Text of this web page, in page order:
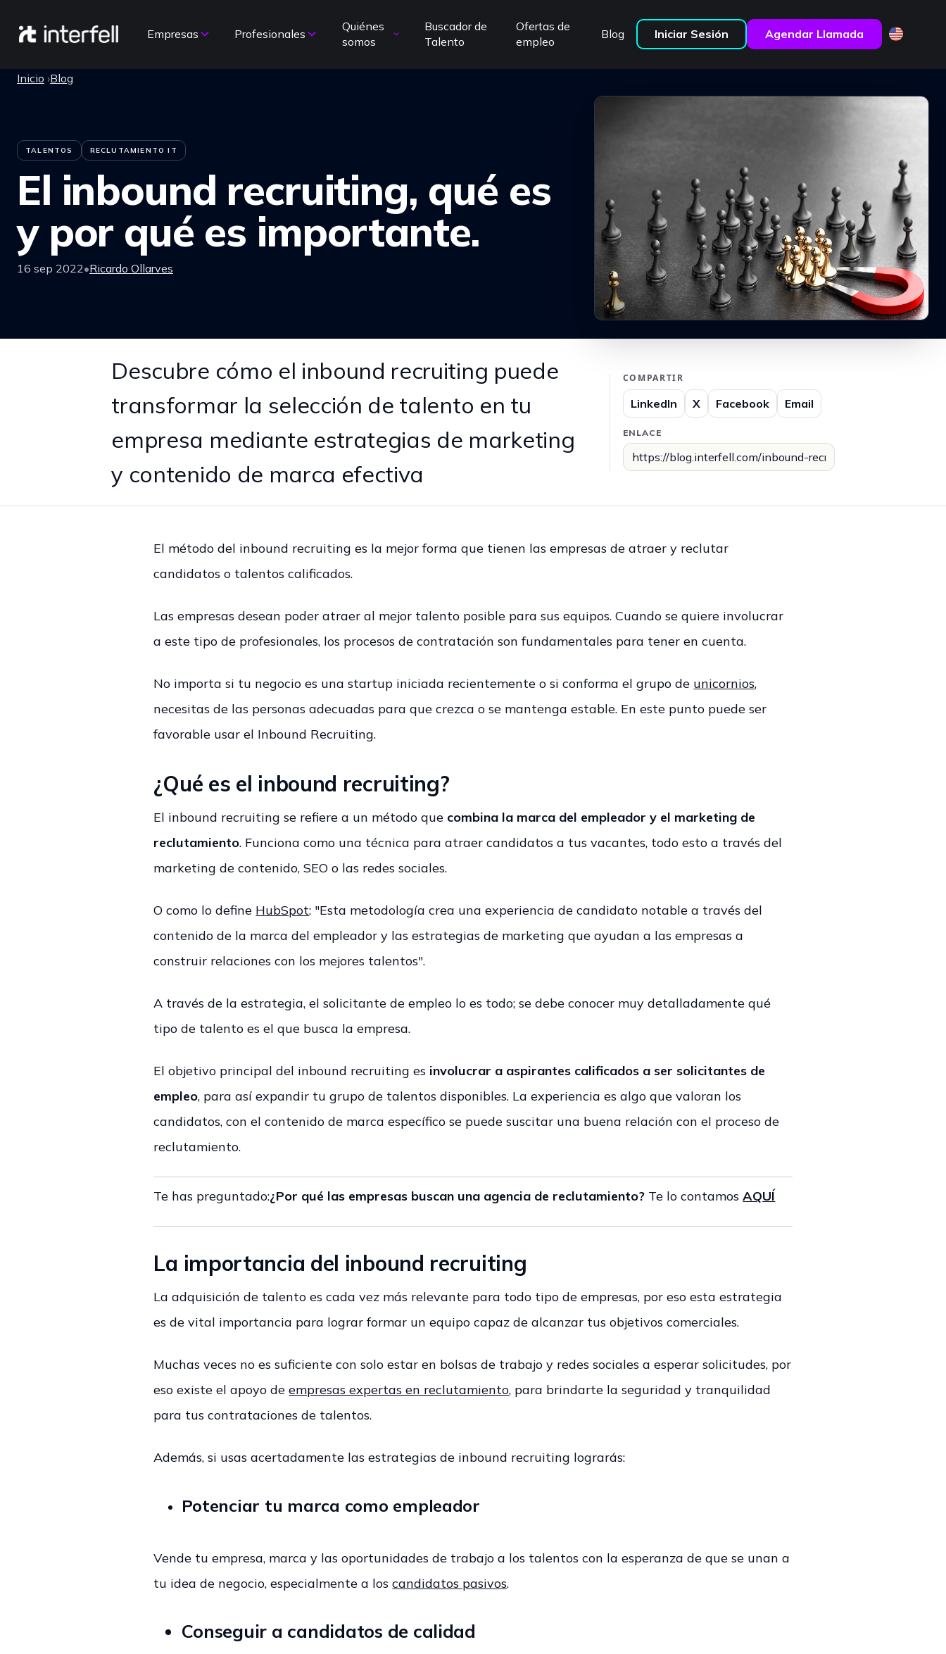
Empresas Profesionales
Quiénes
somos
Buscador de
Talento
Ofertas de
empleo
Blog Iniciar Sesión Agendar Llamada
Saltar al contenido
Inicio ›Blog
TALENTOS RECLUTAMIENTO IT
El inbound recruiting, qué es
y por qué es importante.
16 sep 2022•Ricardo Ollarves
Descubre cómo el inbound recruiting puede
transformar la selección de talento en tu
empresa mediante estrategias de marketing
y contenido de marca efectiva
COMPARTIR
LinkedIn X Facebook Email
ENLACE
El método del inbound recruiting es la mejor forma que tienen las empresas de atraer y reclutar
candidatos o talentos calificados.
Las empresas desean poder atraer al mejor talento posible para sus equipos. Cuando se quiere involucrar
a este tipo de profesionales, los procesos de contratación son fundamentales para tener en cuenta.
No importa si tu negocio es una startup iniciada recientemente o si conforma el grupo de unicornios,
necesitas de las personas adecuadas para que crezca o se mantenga estable. En este punto puede ser
favorable usar el Inbound Recruiting.
¿Qué es el inbound recruiting?
El inbound recruiting se refiere a un método que combina la marca del empleador y el marketing de
reclutamiento. Funciona como una técnica para atraer candidatos a tus vacantes, todo esto a través del
marketing de contenido, SEO o las redes sociales.
O como lo define HubSpot: "Esta metodología crea una experiencia de candidato notable a través del
contenido de la marca del empleador y las estrategias de marketing que ayudan a las empresas a
construir relaciones con los mejores talentos".
A través de la estrategia, el solicitante de empleo lo es todo; se debe conocer muy detalladamente qué
tipo de talento es el que busca la empresa.
El objetivo principal del inbound recruiting es involucrar a aspirantes calificados a ser solicitantes de
empleo, para así expandir tu grupo de talentos disponibles. La experiencia es algo que valoran los
candidatos, con el contenido de marca específico se puede suscitar una buena relación con el proceso de
reclutamiento.
Te has preguntado:¿Por qué las empresas buscan una agencia de reclutamiento? Te lo contamosAQUÍ
La importancia del inbound recruiting
La adquisición de talento es cada vez más relevante para todo tipo de empresas, por eso esta estrategia
es de vital importancia para lograr formar un equipo capaz de alcanzar tus objetivos comerciales.
Muchas veces no es suficiente con solo estar en bolsas de trabajo y redes sociales a esperar solicitudes, por
eso existe el apoyo deempresas expertas en reclutamiento, para brindarte la seguridad y tranquilidad
para tus contrataciones de talentos.
Además, si usas acertadamente las estrategias de inbound recruiting lograrás:
Potenciar tu marca como empleador
Vende tu empresa, marca y las oportunidades de trabajo a los talentos con la esperanza de que se unan a
tu idea de negocio, especialmente a loscandidatos pasivos.
Conseguir a candidatos de calidad